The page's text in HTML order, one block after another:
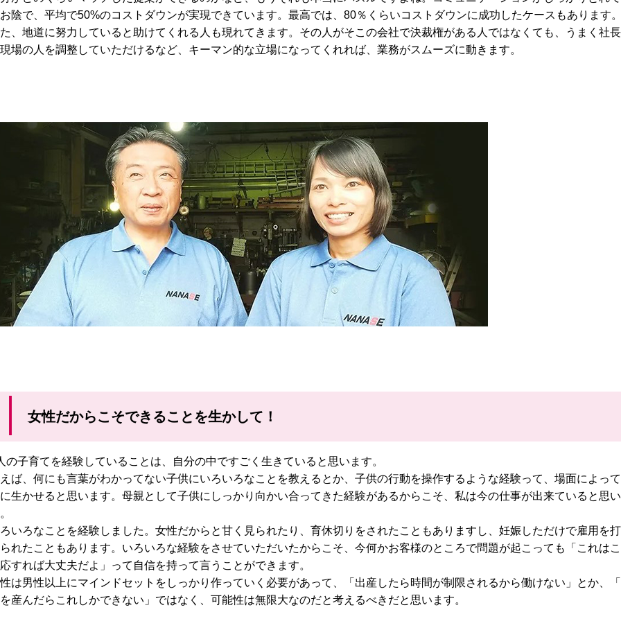
陰で、平均で50%のコストダウンが実現できています。最高では、80％くらいコストダウンに成功したケースもあります
た、地道に努力していると助けてくれる人も現れてきます。その人がそこの会社で決裁権がある人ではなくても、うまく社
場の人を調整していただけるなど、キーマン的な立場になってくれれば、業務がスムーズに動きます。
女性だからこそできることを生かして！
の子育てを経験していることは、自分の中ですごく生きていると思います。
ば、何にも言葉がわかってない子供にいろいろなことを教えるとか、子供の行動を操作するような経験って、場面によっ
生かせると思います。母親として子供にしっかり向かい合ってきた経験があるからこそ、私は今の仕事が出来ていると思
いろなことを経験しました。女性だからと甘く見られたり、育休切りをされたこともありますし、妊娠しただけで雇用を
れたこともあります。いろいろな経験をさせていただいたからこそ、今何かお客様のところで問題が起こっても「これは
すれば大丈夫だよ」って自信を持って言うことができます。
は男性以上にマインドセットをしっかり作っていく必要があって、「出産したら時間が制限されるから働けない」とか、
産んだらこれしかできない」ではなく、可能性は無限大なのだと考えるべきだと思います。